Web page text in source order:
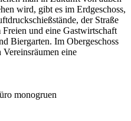
wird, gibt es im Erdgeschoss,
der Straße
und eine Gastwirtschaft
Biergarten. Im Obergeschoss
eine
monogruen